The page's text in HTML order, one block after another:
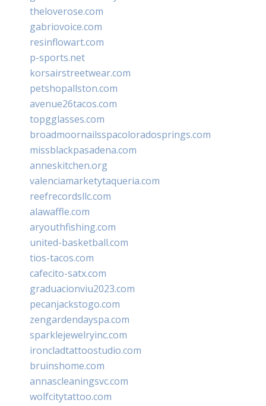
theloverose.com
gabriovoice.com
resinflowart.com
p-sports.net
korsairstreetwear.com
petshopallston.com
avenue26tacos.com
topgglasses.com
broadmoornailsspacoloradosprings.com
missblackpasadena.com
anneskitchen.org
valenciamarketytaqueria.com
reefrecordsllc.com
alawaffle.com
aryouthfishing.com
united-basketball.com
tios-tacos.com
cafecito-satx.com
graduacionviu2023.com
pecanjackstogo.com
zengardendayspa.com
sparklejewelryinc.com
ironcladtattoostudio.com
bruinshome.com
annascleaningsvc.com
wolfcitytattoo.com